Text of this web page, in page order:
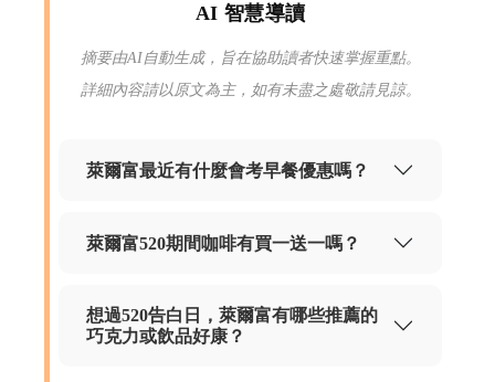
AI 智慧導讀
摘要由AI自動生成，旨在協助讀者快速掌握重點。
詳細內容請以原文為主，如有未盡之處敬請見諒。
萊爾富最近有什麼會考早餐優惠嗎？
萊爾富520期間咖啡有買一送一嗎？
想過520告白日，萊爾富有哪些推薦的
巧克力或飲品好康？